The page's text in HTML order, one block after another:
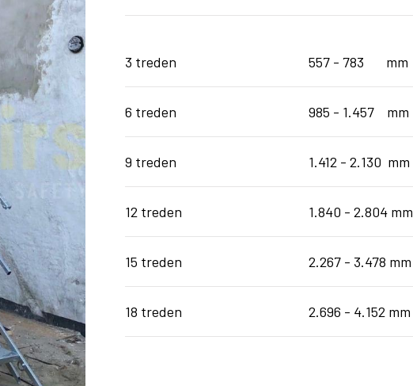
3 treden 557 - 783 mm
6 treden 985 - 1.457 mm
9 treden 1.412 - 2.130 mm
12 treden 1.840 - 2.804 mm
15 treden 2.267 - 3.478 mm
18 treden 2.696 - 4.152 mm